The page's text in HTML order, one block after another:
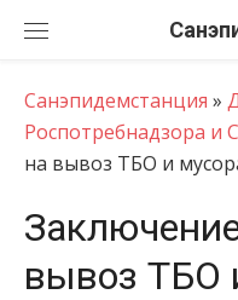
Санэпидемстанция »
Роспотребнадзора и
на вывоз ТБО и
вывоз ТБО